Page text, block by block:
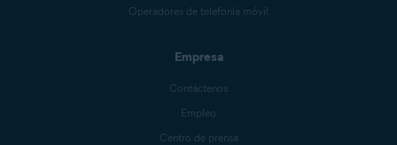
Operadores de telefonía móvil
Empresa
Contáctenos
Empleo
Centro de prensa